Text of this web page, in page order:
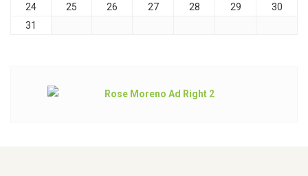
24
25 26 27 28 29
30
31